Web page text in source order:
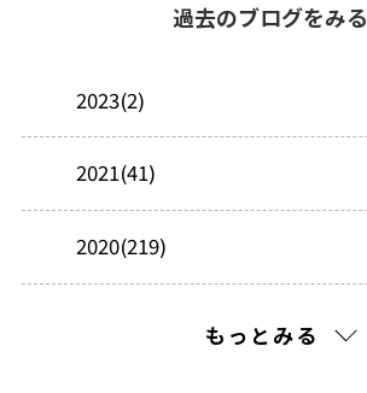
過去のブログをみる
2023(2)
2021(41)
2020(219)
もっとみる